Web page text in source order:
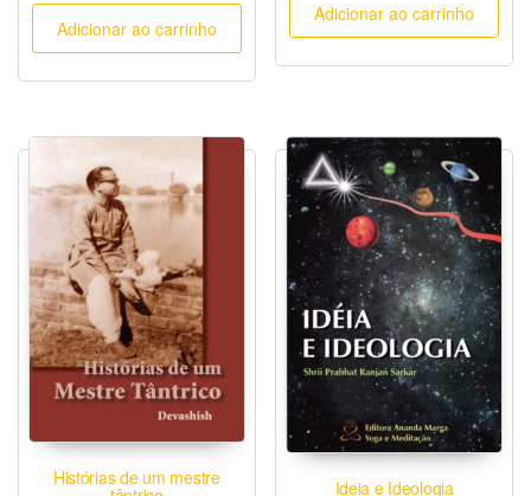
Adicionar ao carrinho
Adicionar ao carrinho
Histórias de um mestre Ideia e Ideologia